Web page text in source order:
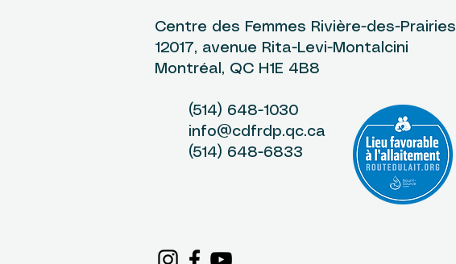
Centre des Femmes Rivière-des-Prairies
12017, avenue Rita-Levi-Montalcini
Montréal, QC H1E 4B8
(514) 648-1030
info@cdfrdp.qc.ca
(514) 648-6833